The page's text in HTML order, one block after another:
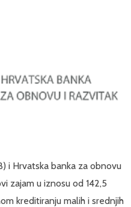
i Hrvatska banka za obnovu
zajam u iznosu od 142,5
kreditiranju malih i srednjih